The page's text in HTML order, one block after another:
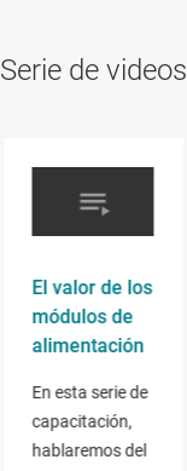
Serie de videos